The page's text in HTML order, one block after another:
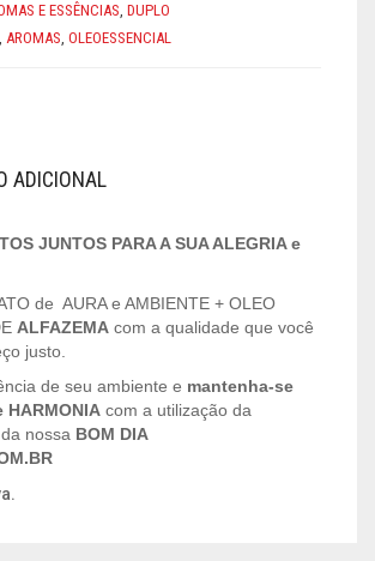
E ESSÊNCIAS, DUPLO
, AROMAS, OLEOESSENCIAL
ADICIONAL
JUNTOS PARA A SUA ALEGRIA e
de AURA e AMBIENTE + OLEO
ALFAZEMA com a qualidade que você
justo.
de seu ambiente e mantenha-se
HARMONIA com a utilização da
nossa BOM DIA